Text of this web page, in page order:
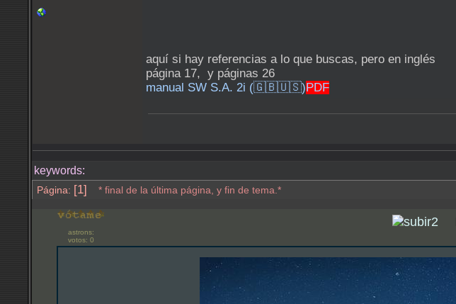
aquí si hay referencias a lo que buscas, pero en inglés
página 17, y páginas 26
manual SW S.A. 2i (🇬🇧🇺🇸)PDF
keywords:
Página: [1] * final de la última página, y fin de tema.*
astrons:
votos: 0